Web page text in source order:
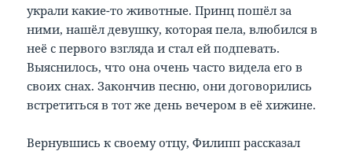
украли какие-то животные. Принц пошёл за
ними, нашёл девушку, которая пела, влюбился в
неё с первого взгляда и стал ей подпевать.
Выяснилось, что она очень часто видела его в
своих снах. Закончив песню, они договорились
встретиться в тот же день вечером в её хижине.
Вернувшись к своему отцу, Филипп рассказал